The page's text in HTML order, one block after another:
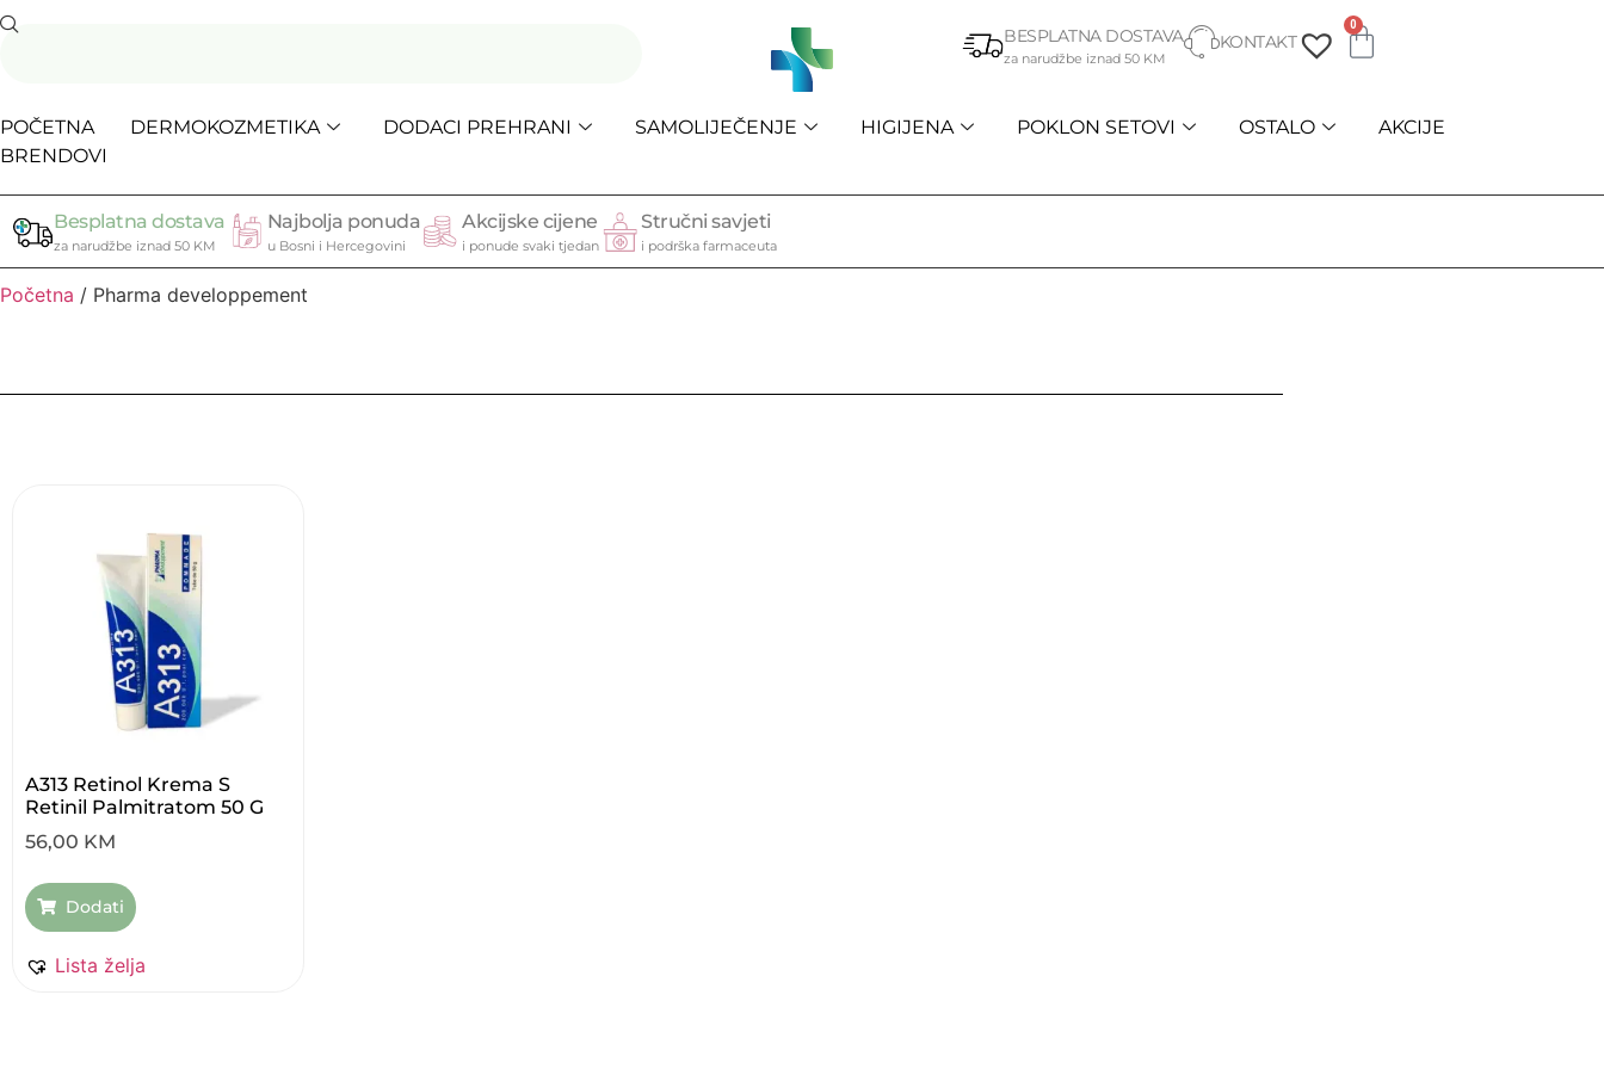
BESPLATNA DOSTAVA
za narudžbe iznad 50 KM
KONTAKT
0
POČETNA DERMOKOZMETIKA DODACI PREHRANI SAMOLIJEČENJE HIGIJENA POKLON SETOVI OSTALO
AKCIJE
BRENDOVI
Besplatna dostava
za narudžbe iznad 50 KM
Najbolja ponuda
u Bosni i Hercegovini
Akcijske cijene
i ponude svaki tjedan
Stručni savjeti
i podrška farmaceuta
Početna / Pharma developpement
A313 Retinol Krema S
Retinil Palmitratom 50 G
56,00 KM
Dodati
Lista želja